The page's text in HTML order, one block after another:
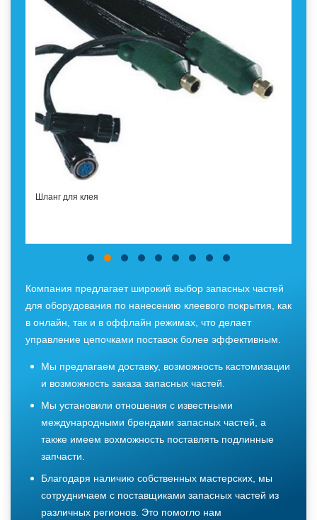
Шланг для клея
Компания предлагает широкий выбор запасных частей
для оборудования по нанесению клеевого покрытия, как
в онлайн, так и в оффлайн режимах, что делает
управление цепочками поставок более эффективным.
Мы предлагаем доставку, возможность кастомизации
и возможность заказа запасных частей.
Мы установили отношения с известными
международными брендами запасных частей, а
также имеем вохможность поставлять подлинные
запчасти.
Благодаря наличию собственных мастерских, мы
сотрудничаем с поставщиками запасных частей из
различных регионов. Это помогло нам